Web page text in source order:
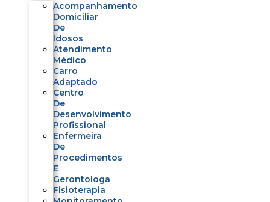
Acompanhamento
Domiciliar
De
Idosos
Atendimento
Médico
Carro
Adaptado
Centro
De
Desenvolvimento
Profissional
Enfermeira
De
Procedimentos
E
Gerontologa
Fisioterapia